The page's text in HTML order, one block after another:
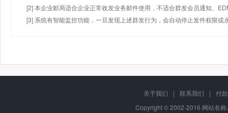
[2] 本企业邮局适合企业正常收发业务邮件使用，不适合群发会员通知、
[3] 系统有智能监控功能，一旦发现上述群发行为，会自动停止发件权限或
关于我们 | 联系我们 |
付
Copyright © 2002-2016 网站名